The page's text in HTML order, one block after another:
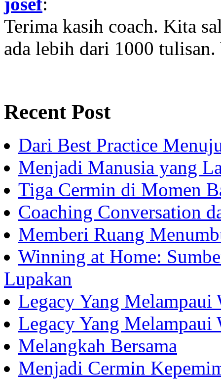
Terima kasih coach. Kita
ada lebih dari 1000 tulisan.
Recent Post
Dari Best Practice
Menjadi Manusia yang
Tiga Cermin di Momen
Coaching Conversation
Memberi Ruang
Winning at Home:
Lupakan
Legacy Yang Melampaui
Legacy Yang Melampaui
Melangkah Bersama
Menjadi Cermin